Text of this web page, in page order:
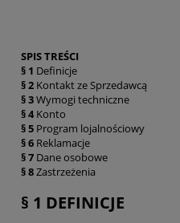
SPIS TREŚCI
§ 1 Definicje
§ 2 Kontakt ze Sprzedawcą
§ 3Wymogi techniczne
§ 4Konto
§ 5 Program lojalnościowy
§ 6 Reklamacje
§ 7 Dane osobowe
§ 8Zastrzeżenia
§ 1 DEFINICJE